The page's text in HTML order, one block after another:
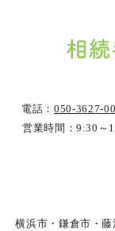
電話：050-3627-
営業時間：9:30～
横浜市・鎌倉市・